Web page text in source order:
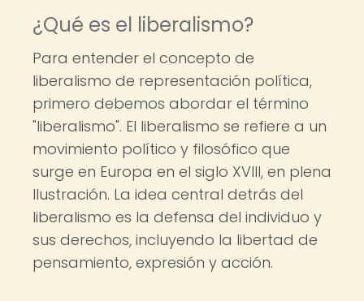
¿Qué es el liberalismo?
Para entender el concepto de
liberalismo de representación política,
primero debemos abordar el término
"liberalismo". El liberalismo se refiere a un
movimiento político y filosófico que
surge en Europa en el siglo XVIII, en plena
Ilustración. La idea central detrás del
liberalismo es la defensa del individuo y
sus derechos, incluyendo la libertad de
pensamiento, expresión y acción.